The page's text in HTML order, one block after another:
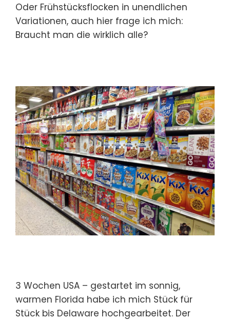
Oder Frühstücksflocken in unendlichen
Variationen, auch hier frage ich mich:
Braucht man die wirklich alle?
3 Wochen USA – gestartet im sonnig,
warmen Florida habe ich mich Stück für
Stück bis Delaware hochgearbeitet. Der